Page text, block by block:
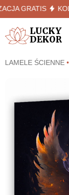
GRATIS
LUCKY
DEKOR
LAMELE ŚCIENNE •